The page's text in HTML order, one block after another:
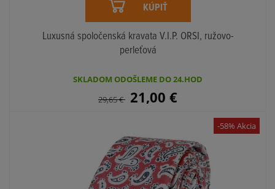
KÚPIŤ
Luxusná spoločenská kravata V.I.P. ORSI, ružovo-
perleťová
SKLADOM ODOŠLEME DO 24.HOD
29,65€ 21,00 €
-58% Akcia